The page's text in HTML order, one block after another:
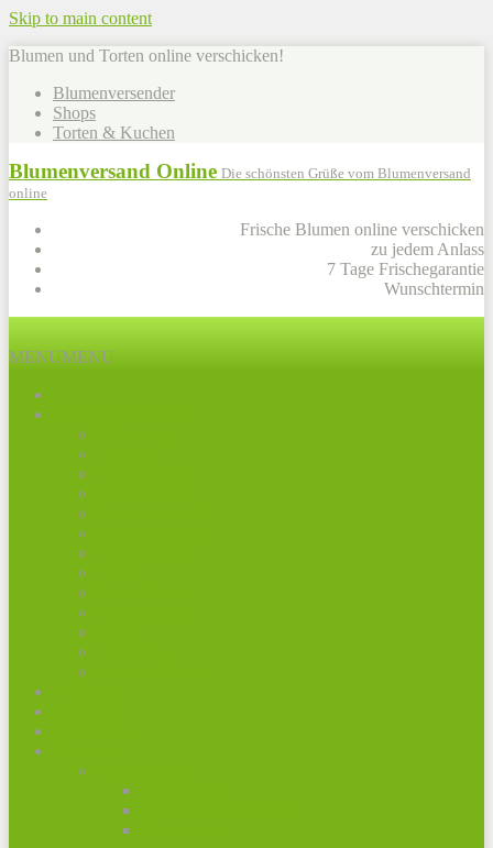
Skip to main content
Blumen und Torten online verschicken!
Blumenversender
Shops
Torten & Kuchen
Blumenversand Online Die schönsten Grüße vom Blumenversand
online
Frische Blumen online verschicken
zu jedem Anlass
7 Tage Frischegarantie
Wunschtermin
MENUMENU